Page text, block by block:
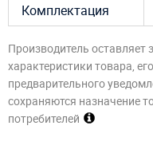
Комплектация
Производитель оставляет
характеристики товара,
предварительного
сохраняются назначение
потребителей